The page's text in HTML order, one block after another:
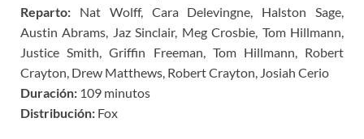
Reparto: Nat Wolff, Cara Delevingne, Halston Sage,
Austin Abrams, Jaz Sinclair, Meg Crosbie, Tom Hillmann,
Justice Smith, Griffin Freeman, Tom Hillmann, Robert
Crayton, Drew Matthews, Robert Crayton, Josiah Cerio
Duración: 109 minutos
Distribución: Fox